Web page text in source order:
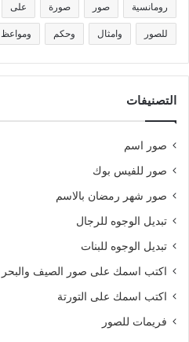
رومانسية صور صورة على
للصور وامثال وحكم ومواعظ
التصنيفات
صور اسم
صور للفيس بوك
صور شهر رمضان بالاسم
تبديل الوجوه للرجال
تبديل الوجوه للبنات
اكتب اسمك على صور الصيف والبحر
اكتب اسمك على التورتة
فريمات للصور